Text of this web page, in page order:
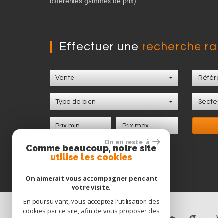
Effectuer une recherche
Vente
Type de bien
Maison
On en reste là
Comme beaucoup, notre site
utilise les cookies
On aimerait vous accompagner pendant
votre visite.
En poursuivant, vous acceptez l'utilisation des
cookies par ce site, afin de vous proposer des